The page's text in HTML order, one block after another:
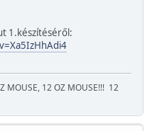
1.készítéséről:
MOUSE, 12 OZ MOUSE!!! 12